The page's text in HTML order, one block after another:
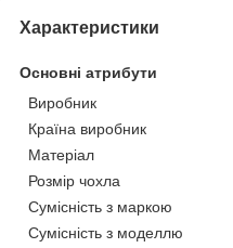
Характеристики
Основні атрибути
Виробник
Країна виробник
Матеріал
Розмір чохла
Сумісність з маркою
Сумісність з моделлю